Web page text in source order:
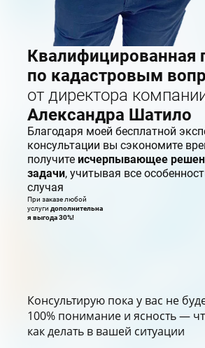
по кадастровым
от директора
Александра Шатило
Благодаря моей бесплатной
консультации вы сэкономите
получите исчерпывающее
задачи, учитывая все
случая
При заказе любой
услуги дополнительна
я выгода 30%!
Консультирую пока у вас не
100% понимание и ясность —
как делать в вашей ситуации